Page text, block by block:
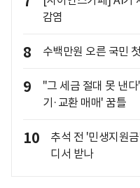
감염
8 수백만원 오른 국민
9
"그 세금 절대 못 낸
기·교환 매매' 꿈틀
10
추석 전 '민생지원
디서 받나